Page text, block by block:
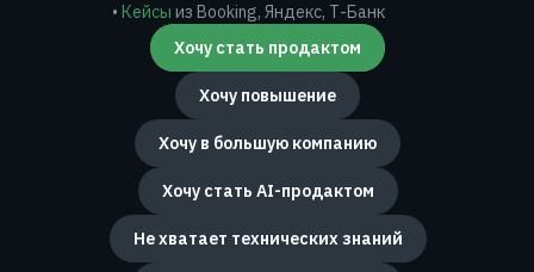
Хочу стать продактом
Хочу повышение
Хочу в большую компанию
Хочу стать AI-продактом
Не хватает технических знаний
• Кейсы из Booking, Яндекс, Т-Банк